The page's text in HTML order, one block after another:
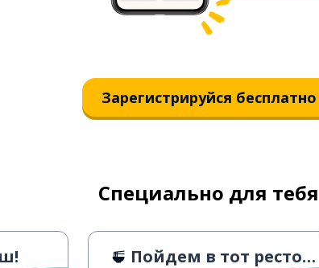
Зарегистрируйся бесплатно
Специально для тебя
Пойдем в тот ресторан